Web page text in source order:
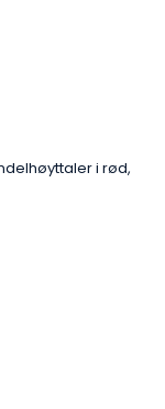
i rød,